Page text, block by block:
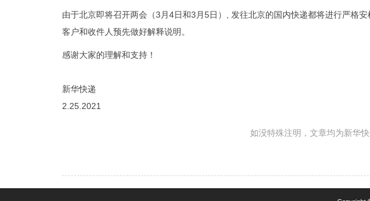
由于北京即将召开两会（3月4日和3月5日）, 发往北京的国内快递都将进行严格
客户和收件人预先做好解释说明。
感谢大家的理解和支持！
新华快递
2.25.2021
如没特殊注明，文章均为新华